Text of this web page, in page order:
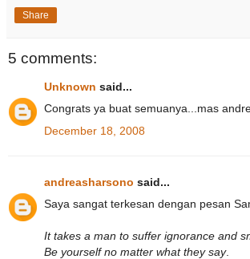
Share
5 comments:
Unknown said...
Congrats ya buat semuanya...mas
December 18, 2008
andreasharsono said...
Saya sangat terkesan dengan pesan
It takes a man to suffer ignorance and
Be yourself no matter what they say.